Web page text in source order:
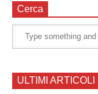
Cerca
ULTIMI ARTICOLI